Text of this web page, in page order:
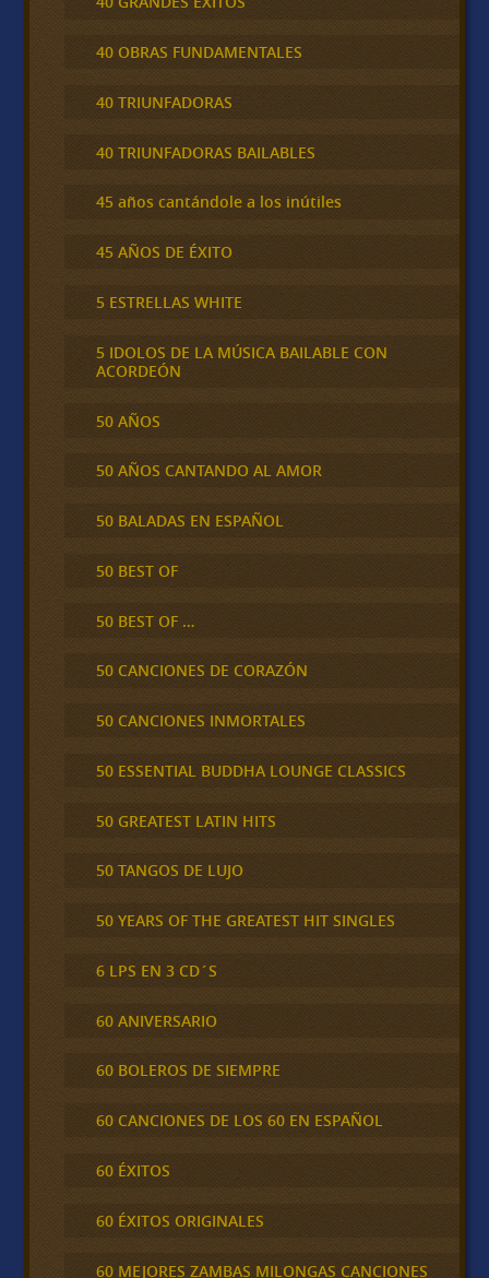
40 OBRAS FUNDAMENTALES
40 TRIUNFADORAS
40 TRIUNFADORAS BAILABLES
45 años cantándole a los inútiles
45 AÑOS DE ÉXITO
5 ESTRELLAS WHITE
5 IDOLOS DE LA MÚSICA BAILABLE CON
ACORDEÓN
50 AÑOS
50 AÑOS CANTANDO AL AMOR
50 BALADAS EN ESPAÑOL
50 BEST OF
50 BEST OF …
50 CANCIONES DE CORAZÓN
50 CANCIONES INMORTALES
50 ESSENTIAL BUDDHA LOUNGE CLASSICS
50 GREATEST LATIN HITS
50 TANGOS DE LUJO
50 YEARS OF THE GREATEST HIT SINGLES
6 LPS EN 3 CD´S
60 ANIVERSARIO
60 BOLEROS DE SIEMPRE
60 CANCIONES DE LOS 60 EN ESPAÑOL
60 ÉXITOS
60 ÉXITOS ORIGINALES
60 MEJORES ZAMBAS MILONGAS CANCIONES